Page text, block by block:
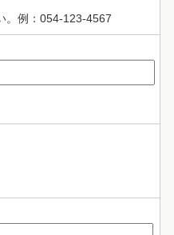
。例：054-123-4567